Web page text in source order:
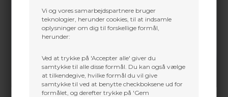
Vi og vores samarbejdspartnere bruger
teknologier, herunder cookies, til at indsamle
oplysninger om dig til forskellige formål,
herunder:
Ved at trykke på 'Accepter alle' giver du
samtykke til alle disse formål. Du kan også vælge
at tilkendegive, hvilke formål du vil give
samtykke til ved at benytte checkboksene ud for
formålet, og derefter trykke på 'Gem